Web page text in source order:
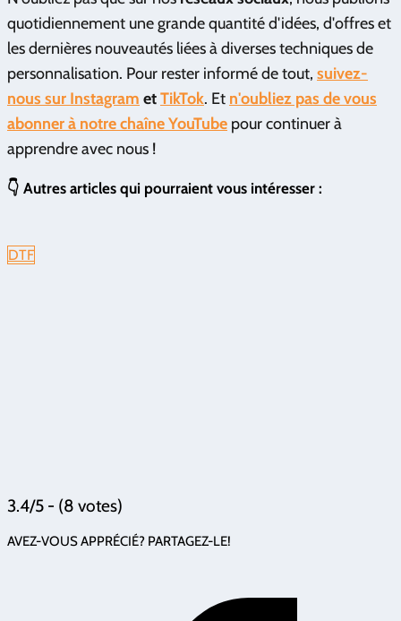
quotidiennement une grande quantité d'idées, d'offres et
les dernières nouveautés liées à diverses techniques de
personnalisation. Pour rester informé de tout, suivez-
nous sur Instagram etTikTok. Et n'oubliez pas de vous
abonner à notre chaîne YouTube pour continuer à
apprendre avec nous !
👇 Autres articles qui pourraient vous intéresser :
DTF
3.4/5 - (8 votes)
AVEZ-VOUS APPRÉCIÉ? PARTAGEZ-LE!